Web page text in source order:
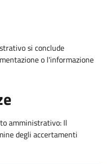
si conclude
o l'informazione
amministrativo: Il
degli accertamenti